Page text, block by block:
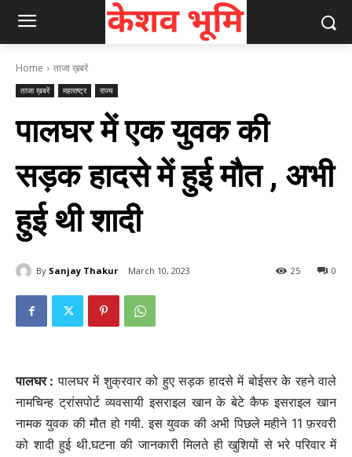
Home ताजा ख़बरें
ताजा ख़बरें महाराष्ट्र राज्य
पालघर में एक युवक की
सड़क हादसे में हुई मौत , अभी
हुई थी शादी
By Sanjay Thakur March 10, 2023 0
25
पालघर : पालघर में शुक्रवार को हुए सड़क हादसे में बोईसर के रहने वाले
नामचिन्ह ट्रांसपोर्ट व्यवसायी इसराइल खान के बेटे कैफ इसराइल खान
नामक युवक की मौत हो गयी. इस युवक की अभी पिछले महीने 11 फ़रवरी
को शादी हुई थी.घटना की जानकारी मिलते ही खुशियों से भरे परिवार में